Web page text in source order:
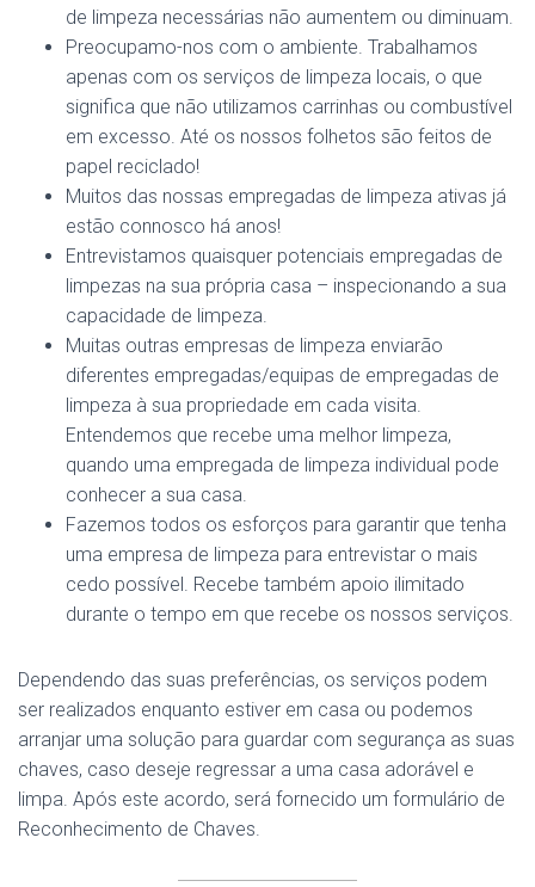
de limpeza necessárias não aumentem ou diminuam.
Preocupamo-nos com o ambiente. Trabalhamos
apenas com os serviços de limpeza locais, o que
significa que não utilizamos carrinhas ou combustível
em excesso. Até os nossos folhetos são feitos de
papel reciclado!
Muitos das nossas empregadas de limpeza ativas já
estão connosco há anos!
Entrevistamos quaisquer potenciais empregadas de
limpezas na sua própria casa – inspecionando a sua
capacidade de limpeza.
Muitas outras empresas de limpeza enviarão
diferentes empregadas/equipas de empregadas de
limpeza à sua propriedade em cada visita.
Entendemos que recebe uma melhor limpeza,
quando uma empregada de limpeza individual pode
conhecer a sua casa.
Fazemos todos os esforços para garantir que tenha
uma empresa de limpeza para entrevistar o mais
cedo possível. Recebe também apoio ilimitado
durante o tempo em que recebe os nossos serviços.
Dependendo das suas preferências, os serviços podem
ser realizados enquanto estiver em casa ou podemos
arranjar uma solução para guardar com segurança as suas
chaves, caso deseje regressar a uma casa adorável e
limpa. Após este acordo, será fornecido um formulário de
Reconhecimento de Chaves.